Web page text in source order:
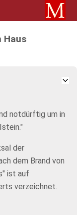
Haus
notdürftig um in
der
dem Brand von
ist auf
verzeichnet.